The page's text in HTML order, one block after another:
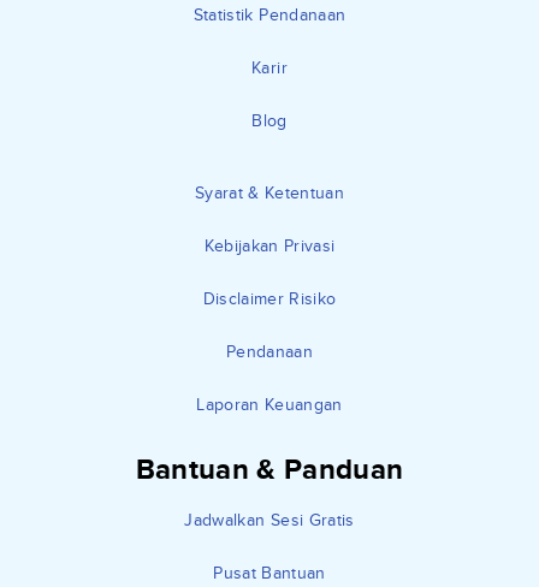
Statistik Pendanaan
Karir
Blog
Syarat & Ketentuan
Kebijakan Privasi
Disclaimer Risiko
Pendanaan
Laporan Keuangan
Bantuan & Panduan
Jadwalkan Sesi Gratis
Pusat Bantuan